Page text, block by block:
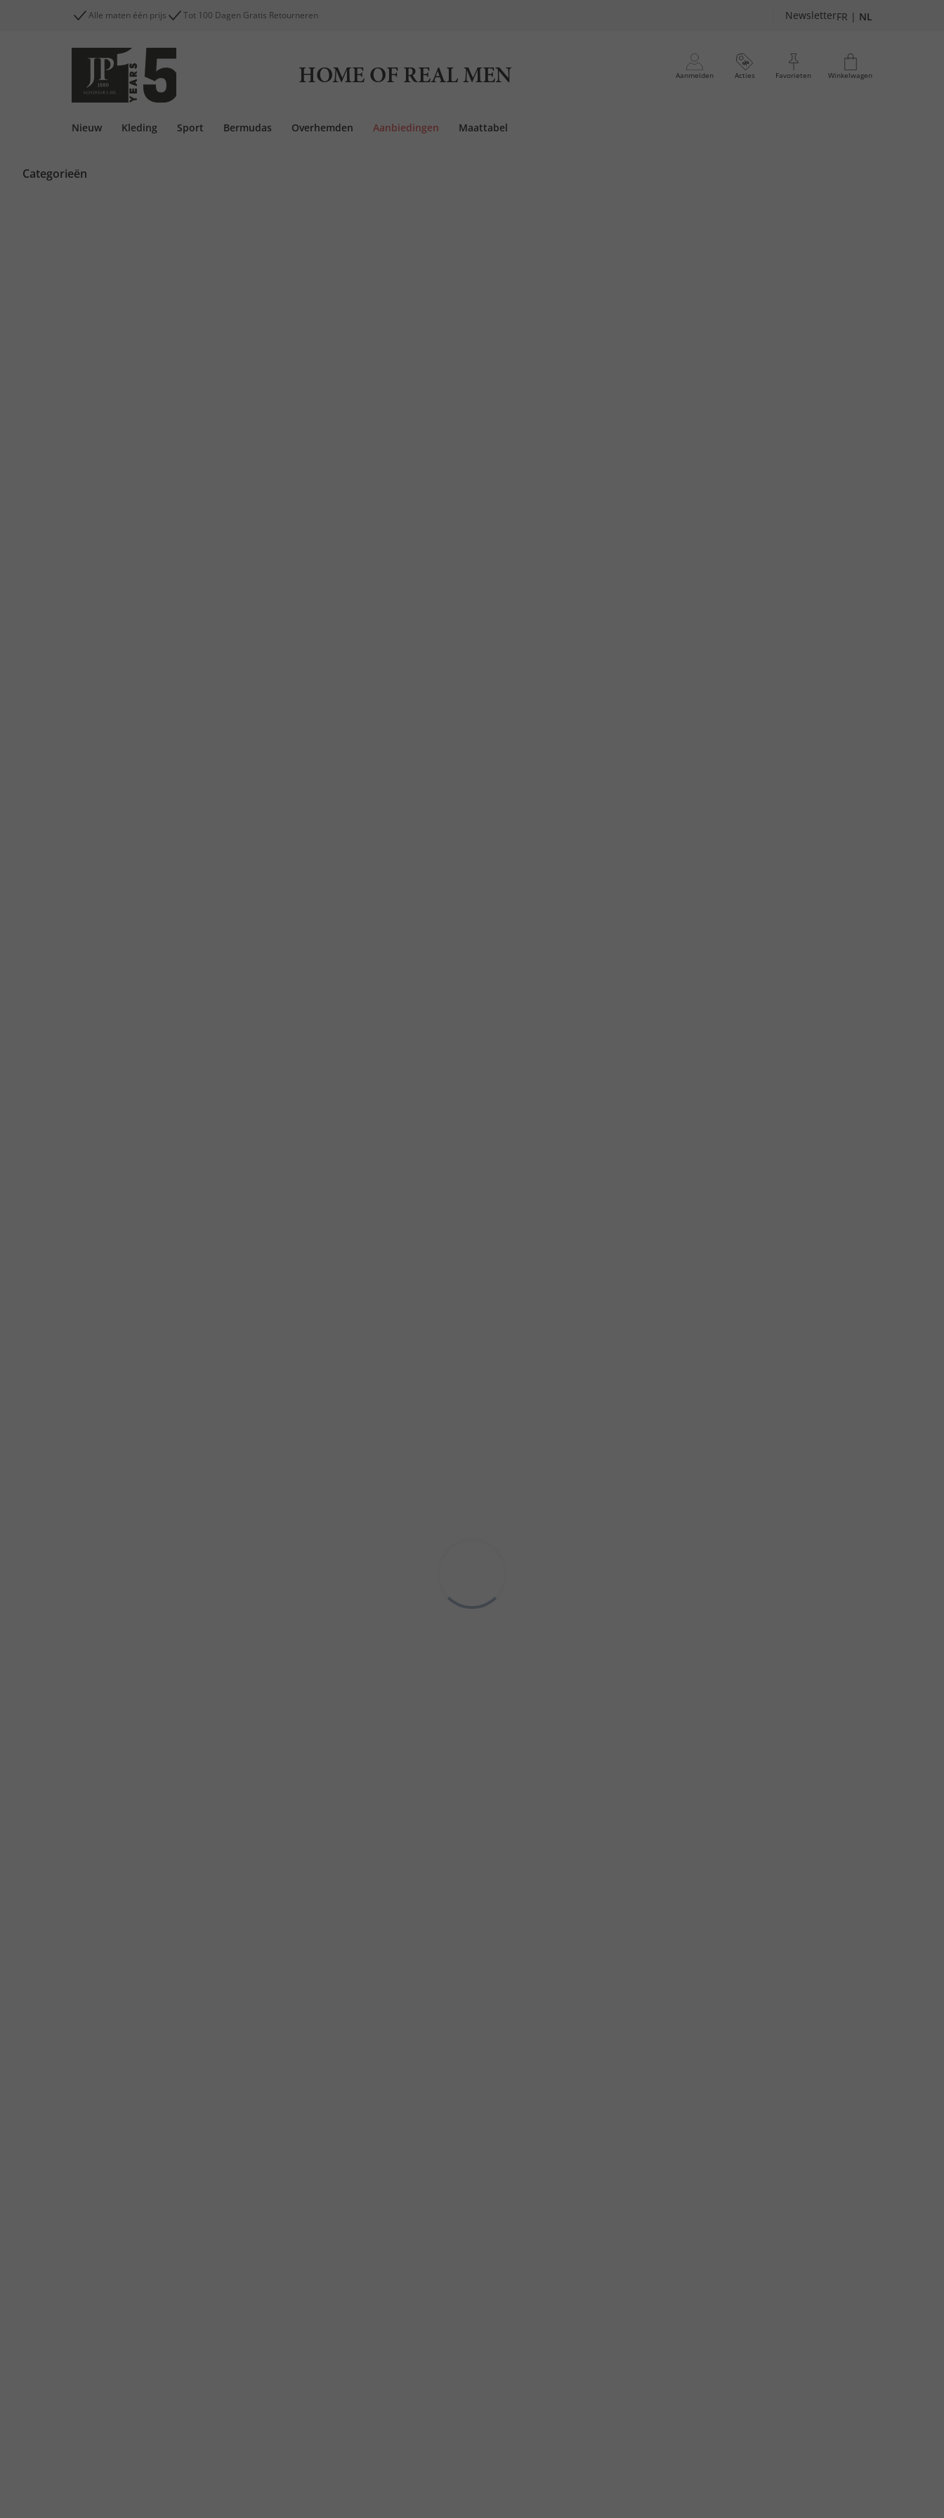
Alle maten één prijs Tot 100 Dagen Gratis Retourneren NewsletterFR | NL
HOME OF REAL MEN Aanmelden Acties Favorieten Winkelwagen
Nieuw Kleding Sport Bermudas Overhemden Aanbiedingen Maattabel
Categorieën